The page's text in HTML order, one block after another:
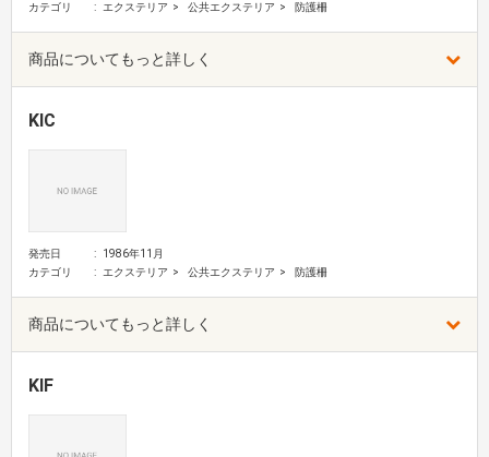
カテゴリ
エクステリア 公共エクステリア 防護柵
商品についてもっと詳しく
KIC
発売日
1986年11月
カテゴリ
エクステリア 公共エクステリア 防護柵
商品についてもっと詳しく
KIF